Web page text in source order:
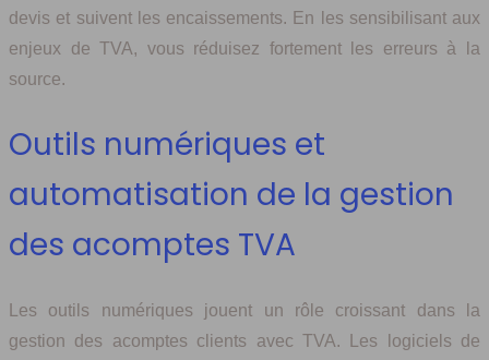
devis et suivent les encaissements. En les sensibilisant aux
enjeux de TVA, vous réduisez fortement les erreurs à la
source.
Outils numériques et
automatisation de la gestion
des acomptes TVA
Les outils numériques jouent un rôle croissant dans la
gestion des acomptes clients avec TVA. Les logiciels de